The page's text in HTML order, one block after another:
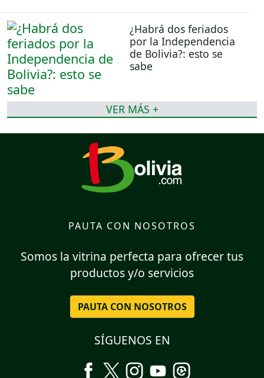
¿Habrá dos feriados
por la Independencia
de Bolivia?: esto se
sabe
VER MÁS +
PAUTA CON NOSOTROS
Somos la vitrina perfecta para ofrecer tus
productos y/o servicios
PAUTA CON NOSOTROS
SÍGUENOS EN